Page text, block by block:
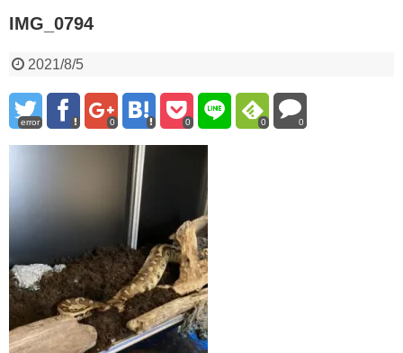
IMG_0794
2021/8/5
error 0 0 0 0